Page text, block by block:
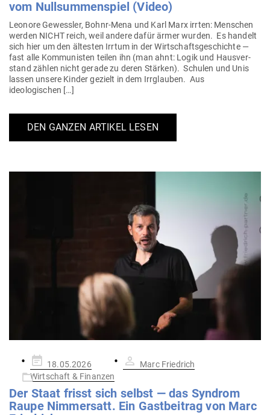
vom Null­sum­men­spiel (Video)
Leonore Gewessler, Bohnr-Mena und Karl Marx irrten: Men­schen
werden NICHT reich, weil andere dafür ärmer wurden. Es handelt
sich hier um den ältesten Irrtum in der Wirt­schafts­ge­schichte —
fast alle Kom­mu­nisten teilen ihn (man ahnt: Logik und Haus­ver­
stand zählen nicht gerade zu deren Stärken). Schulen und Unis
lassen unsere Kinder gezielt in dem Irr­glauben. Aus
ideologischen […]
DEN GANZEN ARTIKEL LESEN
Gepostet
am
18.05.2026
Marc Friedrich
Wirtschaft & Finanzen
Der Staat frisst sich selbst — das Syndrom
Raupe Nim­mersatt. Ein Gast­beitrag von Marc